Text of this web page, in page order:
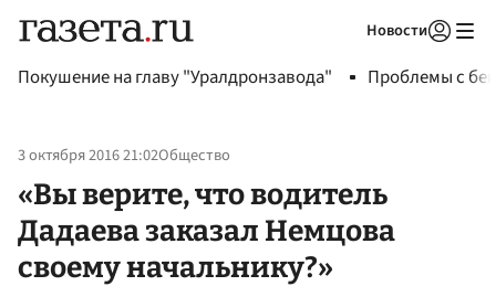
Новости
Покушение на главу "Уралдронзавода" Проблемы с
3 октября 2016 21:02Общество
«Вы верите, что водитель
Дадаева заказал Немцова
своему начальнику?»